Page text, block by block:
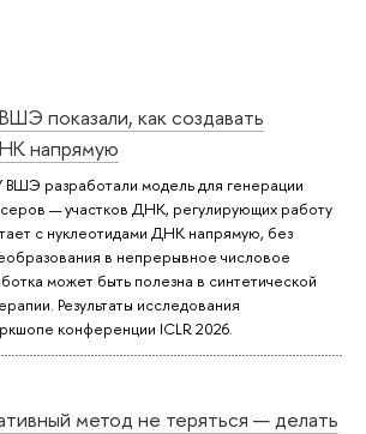
показали, как создавать
напрямую
разработали модель для генерации
— участков ДНК, регулирующих работу
с нуклеотидами ДНК напрямую, без
в непрерывное числовое
может быть полезна в синтетической
Результаты исследования
конференции ICLR 2026.
метод не теряться — делать